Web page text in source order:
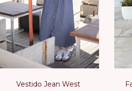
Vestido Jean West